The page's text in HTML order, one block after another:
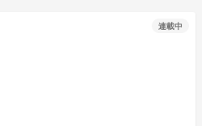
連載中